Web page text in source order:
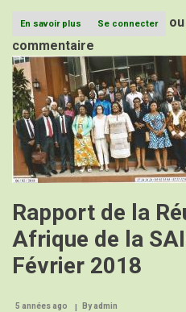
En savoir plus
3e
Sommet
Mondial
sur
Usages
Mineurs
de
Pesticides
(SMUM)
Se connecter ou
commentaire
Image
Rapport de la
Afrique de la
Février 2018
5 années ago Byadmin